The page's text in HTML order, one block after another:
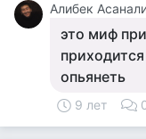
Алибек
это миф
опьянеть
9 лет